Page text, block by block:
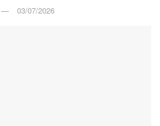
03/07/2026